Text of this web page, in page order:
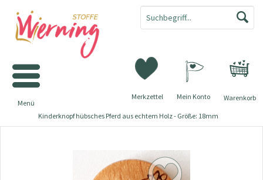
Warenkorb
Merkzettel Mein Konto
Menü
Kinderknopf hübsches Pferd aus echtem Holz - Größe: 18mm